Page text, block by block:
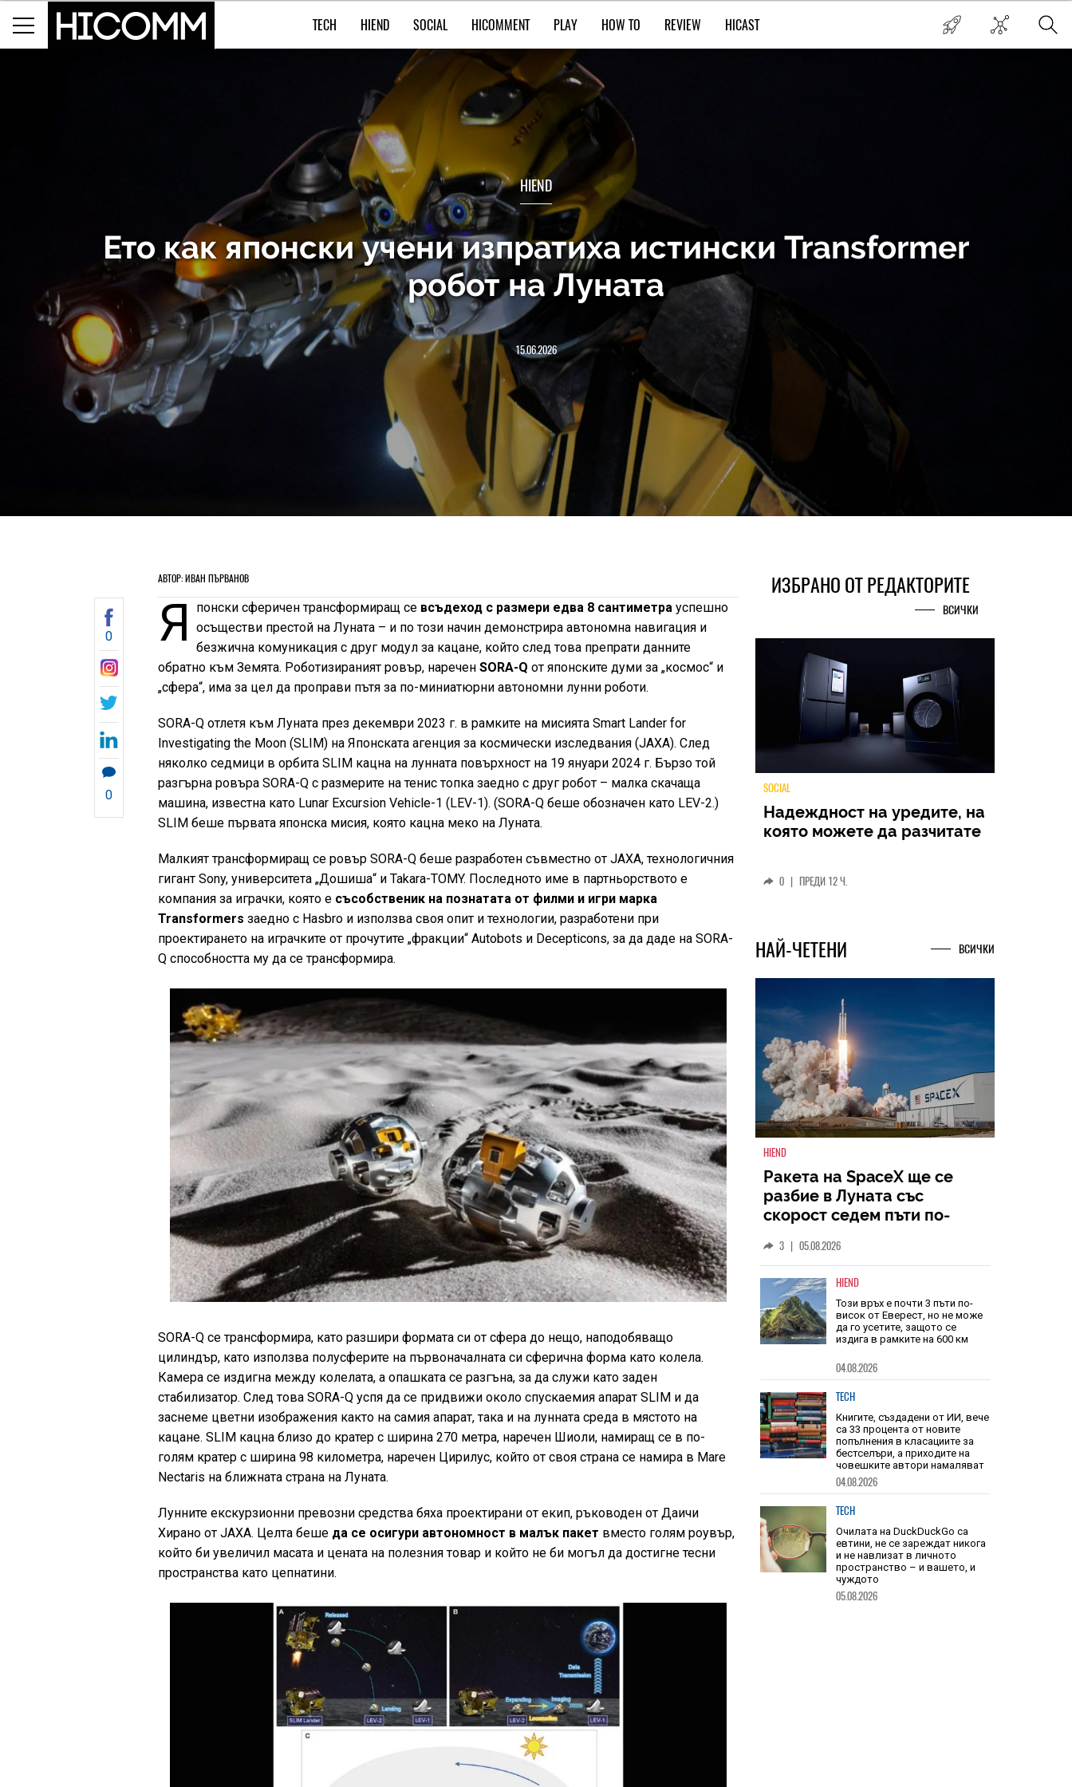
TECH HIEND SOCIAL HICOMMENT PLAY HOW TO REVIEW HICAST
HIEND
Ето как японски учени изпратиха истински Transformer
робот на Луната
15.06.2026
АВТОР: ИВАН ПЪРВАНОВ
0
0
Я понски сферичен трансформиращ се всъдеход с размери едва 8 сантиметрауспешно
осъществи престой на Луната – и по този начин демонстрира автономна навигация и
безжична комуникация с друг модул за кацане, който след това препрати данните
обратно към Земята. Роботизираният ровър, нареченSORA-Q от японските думи за „космос“ и
„сфера“, има за цел да проправи пътя за по-миниатюрни автономни лунни роботи.
SORA-Q отлетя към Луната през декември 2023 г. в рамките на мисията Smart Lander for
Investigating the Moon (SLIM) на Японската агенция за космически изследвания (JAXA). След
няколко седмици в орбита SLIM кацна на лунната повърхност на 19 януари 2024 г. Бързо той
разгърна ровъра SORA-Q с размерите на тенис топка заедно с друг робот – малка скачаща
машина, известна като Lunar Excursion Vehicle-1 (LEV-1). (SORA-Q беше обозначен като LEV-2.)
SLIM беше първата японска мисия, която кацна меко на Луната.
Малкият трансформиращ се ровър SORA-Q беше разработен съвместно от JAXA, технологичния
гигант Sony, университета „Дошиша“ и Takara-TOMY. Последното име в партньорството е
компания за играчки, която е съсобственик на познатата от филми и игри марка
Transformers заедно с Hasbro и използва своя опит и технологии, разработени при
проектирането на играчките от прочутите „фракции“ Autobots и Decepticons, за да даде на SORA-
Q способността му да се трансформира.
SORA-Q се трансформира, като разшири формата си от сфера до нещо, наподобяващо
цилиндър, като използва полусферите на първоначалната си сферична форма като колела.
Камера се издигна между колелата, а опашката се разгъна, за да служи като заден
стабилизатор. След това SORA-Q успя да се придвижи около спускаемия апарат SLIM и да
заснеме цветни изображения както на самия апарат, така и на лунната среда в мястото на
кацане. SLIM кацна близо до кратер с ширина 270 метра, наречен Шиоли, намиращ се в по-
голям кратер с ширина 98 километра, наречен Цирилус, който от своя страна се намира в Mare
Nectaris на ближната страна на Луната.
Лунните екскурзионни превозни средства бяха проектирани от екип, ръководен от Даичи
Хирано от JAXA. Целта беше да се осигури автономност в малък пакет вместо голям роувър,
който би увеличил масата и цената на полезния товар и който не би могъл да достигне тесни
пространства като цепнатини.
ИЗБРАНО ОТ РЕДАКТОРИТЕ
ВСИЧКИ
TECH
Ultra – ново име, познато
НАЙ-ЧЕТЕНИ
HIEND
Ракета на SpaceX ще се
разбие в Луната със
голяма от скоростта на
звука
| 05.08.2026
HIEND
Този връх е почти 3 пъти по-
да го усетите, защото се
издига в рамките на 600 км
04.08.2026
TECH
Книгите, създадени от ИИ, вече
са 33 процента от новите
попълнения в класациите за
бестселъри, а приходите на
човешките автори намаляват
04.08.2026
TECH
Очилата на DuckDuckGo са
евтини, не се зареждат никога
и не навлизат в личното